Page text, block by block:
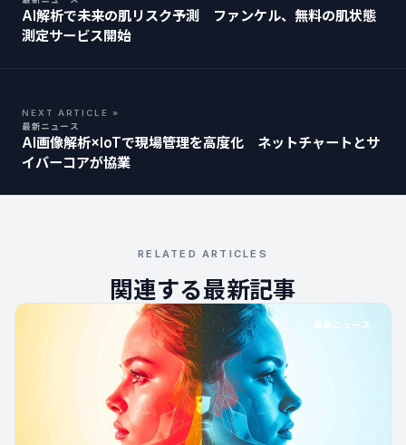
AI解析で未来の肌リスク予測 ファンケル、無料の肌状態
測定サービス開始
NEXT ARTICLE »
最新ニュース
AI画像解析×IoTで現場管理を高度化 ネットチャートとサ
イバーコアが協業
RELATED ARTICLES
関連する最新記事
最新ニュース